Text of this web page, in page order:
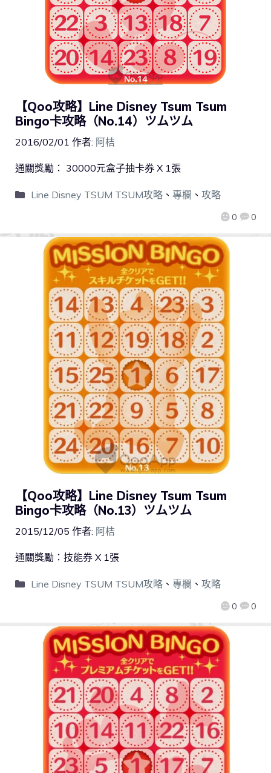
【Qoo攻略】Line Disney Tsum Tsum
Bingo卡攻略（No.14）ツムツム
2016/02/01 作者: 阿桔
0 0
通關獎勵： 30000元盒子抽卡券 X 1張
Line Disney TSUM TSUM攻略、 專欄 、 攻略
【Qoo攻略】Line Disney Tsum Tsum
Bingo卡攻略（No.13）ツムツム
2015/12/05 作者: 阿桔
0 0
通關獎勵：技能券 X 1張
Line Disney TSUM TSUM攻略、 專欄 、 攻略